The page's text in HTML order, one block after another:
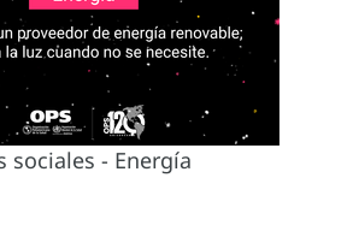
sociales - Energía